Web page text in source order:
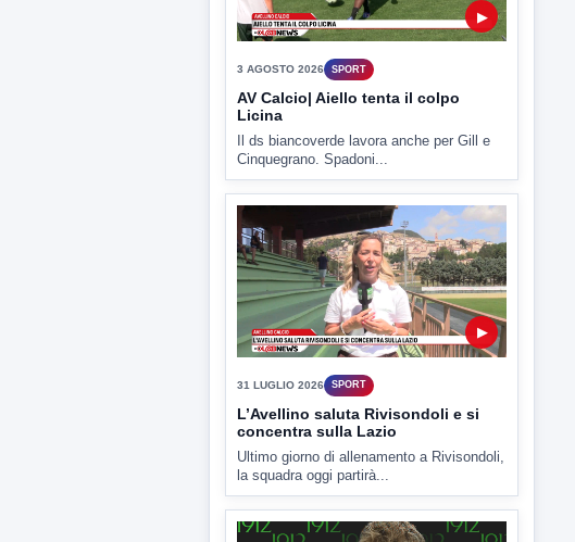
3 AGOSTO 2026 SPORT
AV Calcio| Aiello tenta il colpo
Licina
Il ds biancoverde lavora anche per Gill e
Cinquegrano. Spadoni...
31 LUGLIO 2026 SPORT